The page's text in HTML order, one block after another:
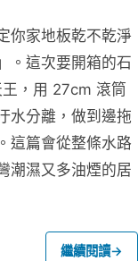
你家地板乾不乾淨
。這次要開箱的石
，用 27cm 滾筒
水分離，做到邊拖
這篇會從整條水路
潮濕又多油煙的居
繼續閱讀→